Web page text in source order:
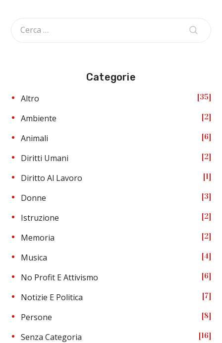
Categorie
Altro 35
Ambiente 2
Animali 6
Diritti Umani 2
Diritto Al Lavoro 1
Donne 3
Istruzione 2
Memoria 2
Musica 4
No Profit E Attivismo 6
Notizie E Politica 7
Persone 8
Senza Categoria 16